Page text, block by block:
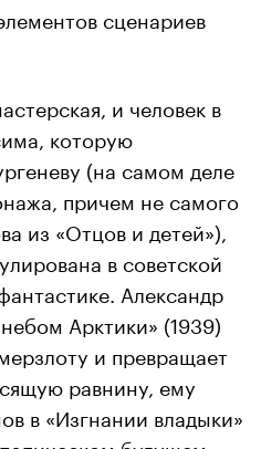
сценариев
и человек в
которую
(на самом деле
причем не самого
из «Отцов и детей»),
в советской
Александр
Арктики» (1939)
и превращает
равнину, ему
в «Изгнании владыки»